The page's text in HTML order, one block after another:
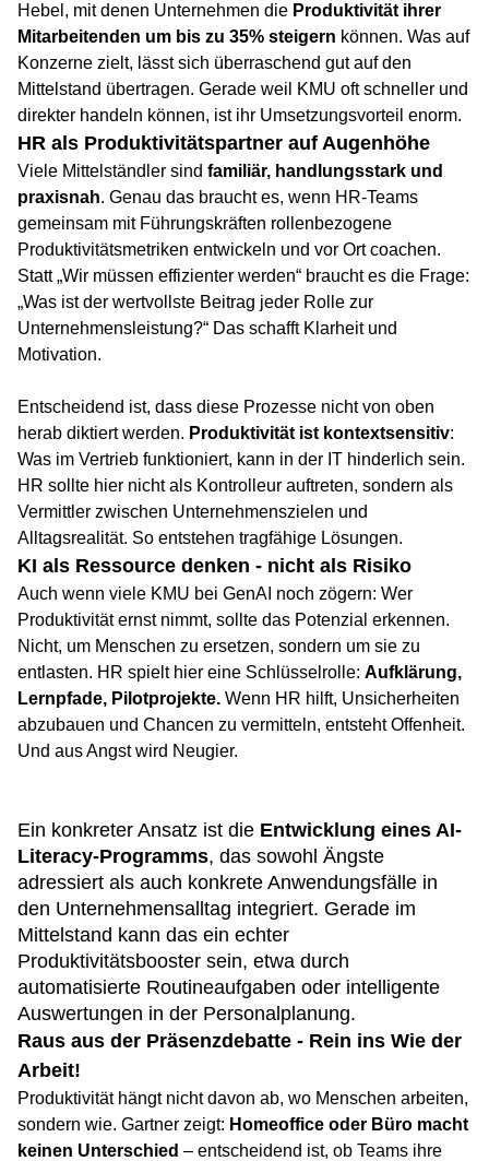
Hebel, mit denen Unternehmen die Produktivität ihrer
Mitarbeitenden um bis zu 35% steigern können. Was auf
Konzerne zielt, lässt sich überraschend gut auf den
Mittelstand übertragen. Gerade weil KMU oft schneller und
direkter handeln können, ist ihr Umsetzungsvorteil enorm.
HR als Produktivitätspartner auf Augenhöhe
Viele Mittelständler sind familiär, handlungsstark und
praxisnah. Genau das braucht es, wenn HR-Teams
gemeinsam mit Führungskräften rollenbezogene
Produktivitätsmetriken entwickeln und vor Ort coachen.
Statt „Wir müssen effizienter werden“ braucht es die Frage:
„Was ist der wertvollste Beitrag jeder Rolle zur
Unternehmensleistung?“ Das schafft Klarheit und
Motivation.
Entscheidend ist, dass diese Prozesse nicht von oben
herab diktiert werden. Produktivität ist kontextsensitiv:
Was im Vertrieb funktioniert, kann in der IT hinderlich sein.
HR sollte hier nicht als Kontrolleur auftreten, sondern als
Vermittler zwischen Unternehmenszielen und
Alltagsrealität. So entstehen tragfähige Lösungen.
KI als Ressource denken - nicht als Risiko
Auch wenn viele KMU bei GenAI noch zögern: Wer
Produktivität ernst nimmt, sollte das Potenzial erkennen.
Nicht, um Menschen zu ersetzen, sondern um sie zu
entlasten. HR spielt hier eine Schlüsselrolle: Aufklärung,
Lernpfade, Pilotprojekte. Wenn HR hilft, Unsicherheiten
abzubauen und Chancen zu vermitteln, entsteht Offenheit.
Und aus Angst wird Neugier.
Ein konkreter Ansatz ist die Entwicklung eines AI-
Literacy-Programms, das sowohl Ängste
adressiert als auch konkrete Anwendungsfälle in
den Unternehmensalltag integriert. Gerade im
Mittelstand kann das ein echter
Produktivitätsbooster sein, etwa durch
automatisierte Routineaufgaben oder intelligente
Auswertungen in der Personalplanung.
Raus aus der Präsenzdebatte - Rein ins Wie der
Arbeit!
Produktivität hängt nicht davon ab, wo Menschen arbeiten,
sondern wie. Gartner zeigt: Homeoffice oder Büro macht
keinen Unterschied – entscheidend ist, ob Teams ihre